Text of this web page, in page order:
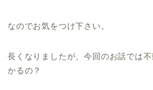
なのでお気をつけ下さい。
長くなりましたが、今回のお話では
かるの？